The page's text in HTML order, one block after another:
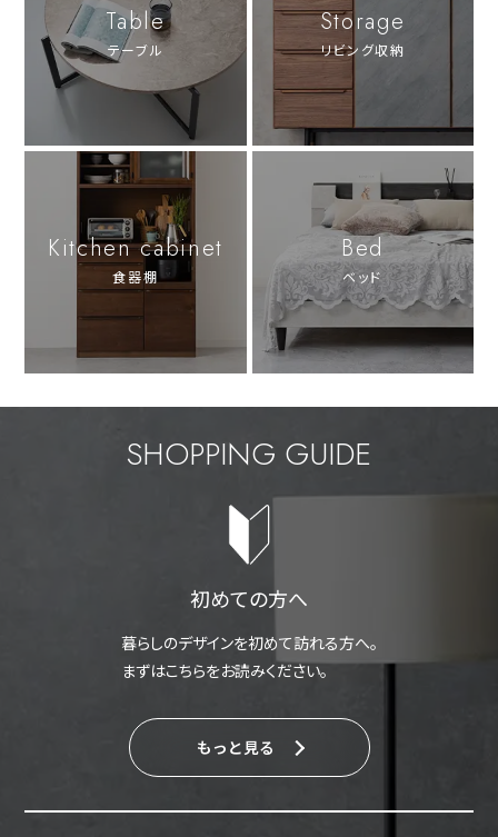
Table
テーブル
Storage
リビング収納
Kitchen cabinet
食器棚
Bed
ベッド
SHOPPING GUIDE
初めての方へ
暮らしのデザインを初めて訪れる方へ。
まずはこちらをお読みください。
もっと見る